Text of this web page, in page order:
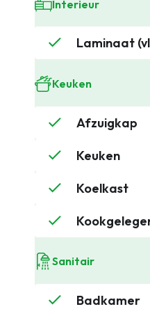
Interieur
Laminaat
Keuken
Afzuigkap
Keuken
Koelkast
Sanitair
Badkamer